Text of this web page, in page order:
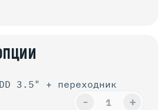
3.5" + переходник
+
-